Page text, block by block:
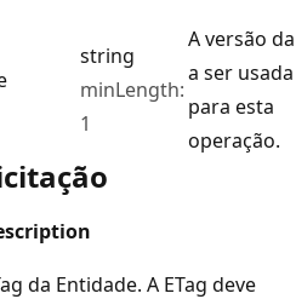
string
minLength:
1
A versão
a ser usada
para esta
operação.
da Entidade. A ETag deve